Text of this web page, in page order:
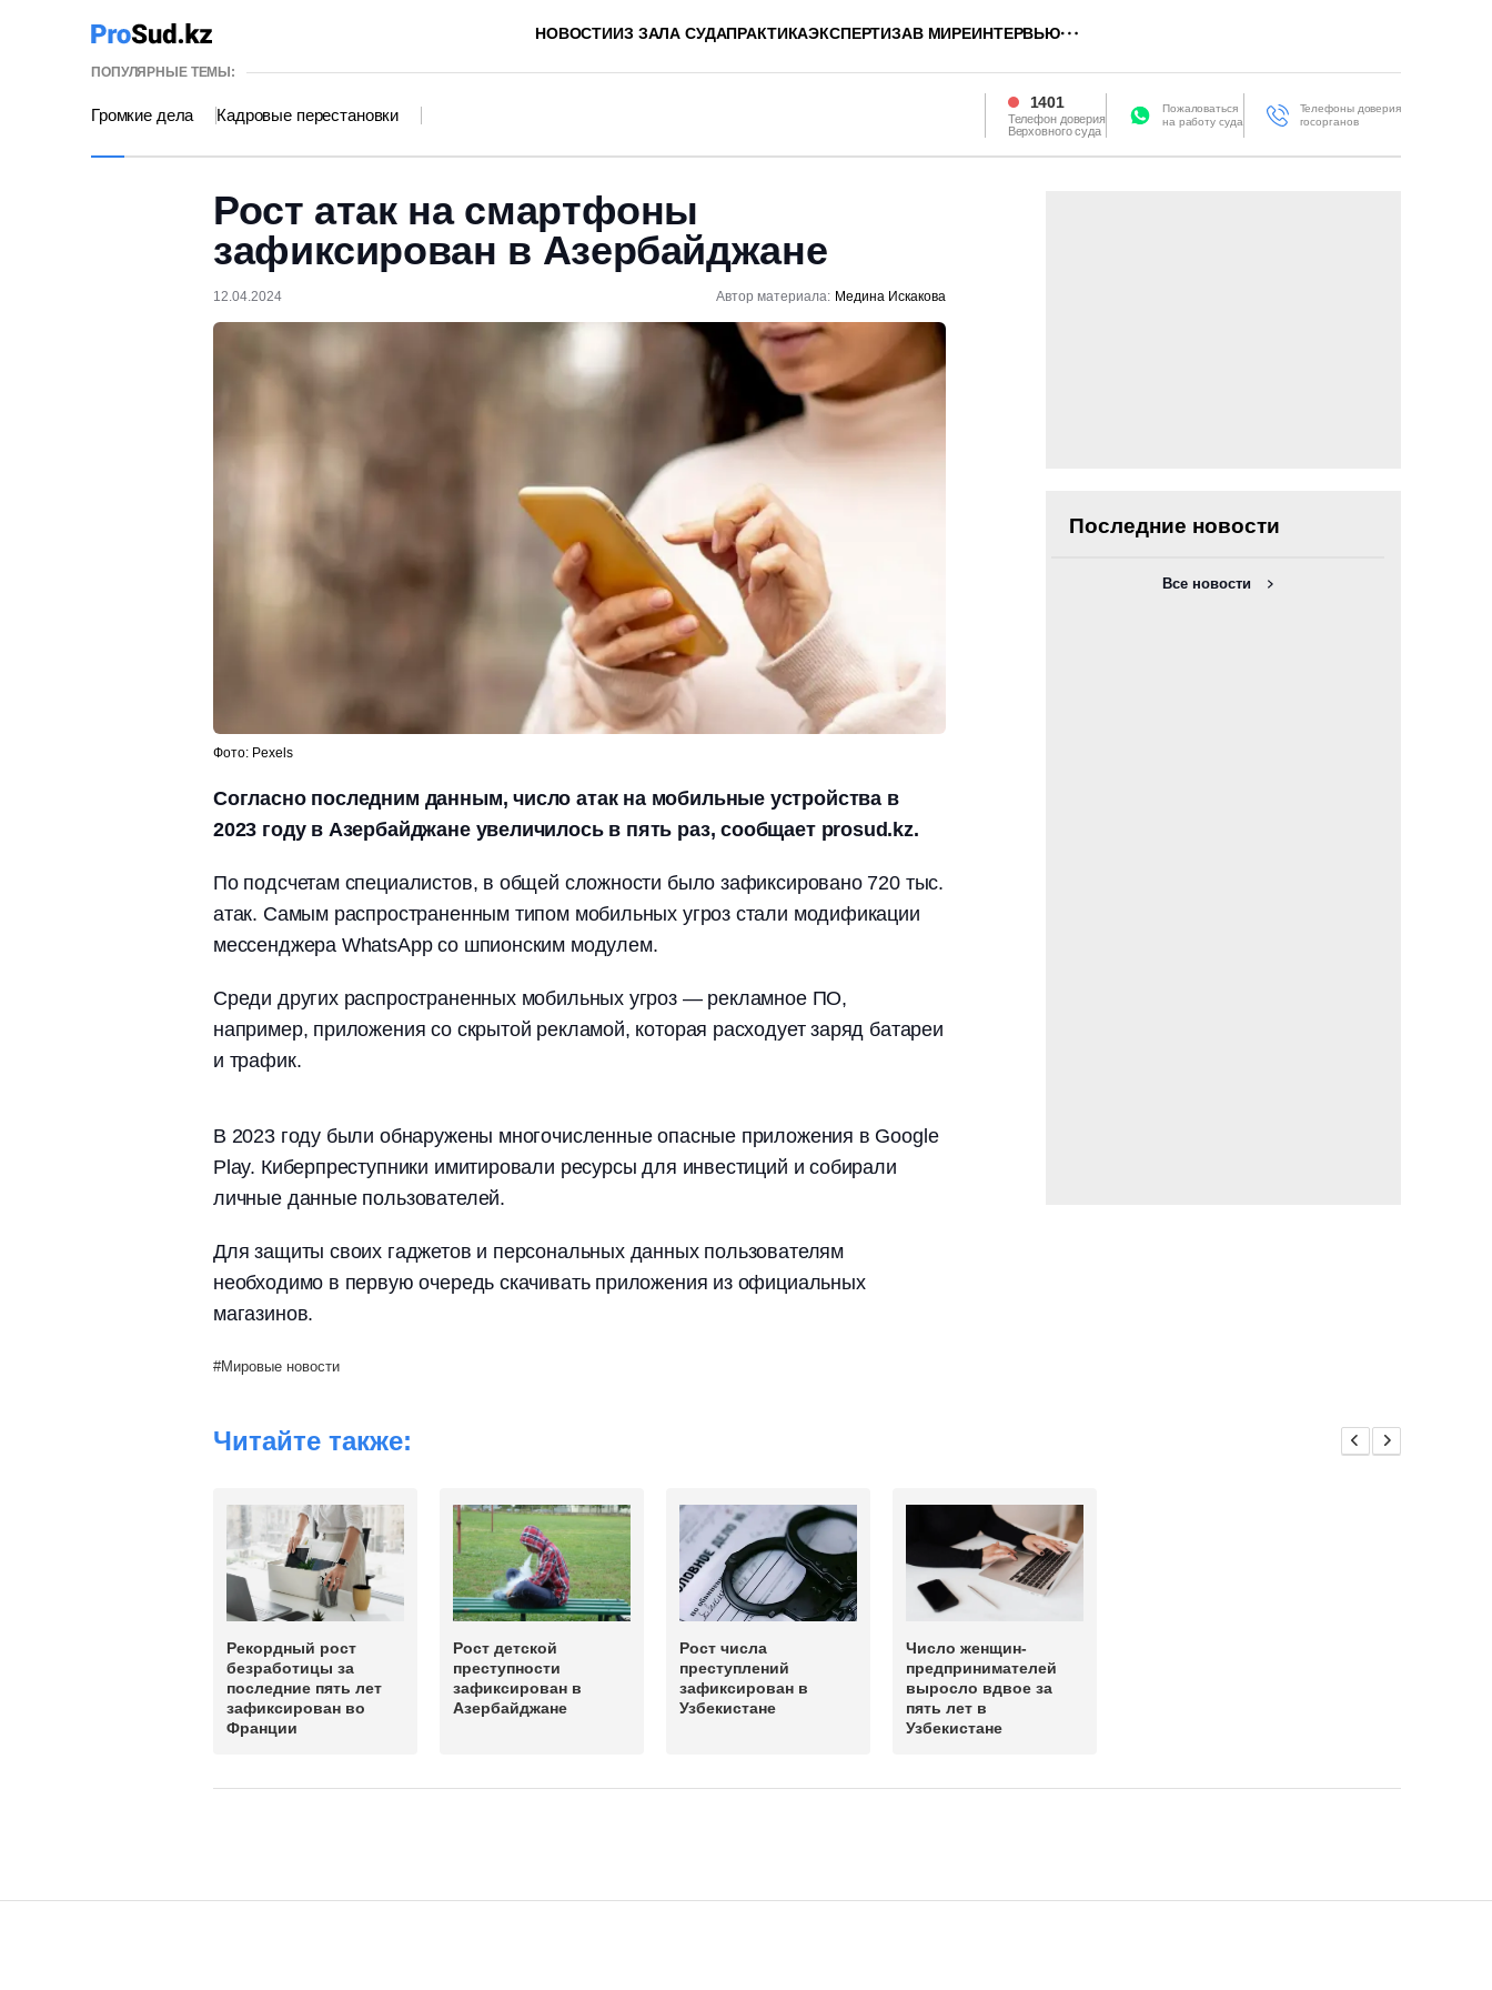
НОВОСТИИЗ ЗАЛА СУДАПРАКТИКАЭКСПЕРТИЗАВ МИРЕИНТЕРВЬЮ
ПОПУЛЯРНЫЕ ТЕМЫ:
Громкие дела Кадровые перестановки
1401
Телефон доверия
Верховного суда
Пожаловаться
на работу суда
Телефоны доверия
госорганов
Рост атак на смартфоны
зафиксирован в Азербайджане
12.04.2024 Автор материала: Медина Искакова
Фото: Pexels
Согласно последним данным, число атак на мобильные устройства в
2023 году в Азербайджане увеличилось в пять раз, сообщает prosud.kz.
По подсчетам специалистов, в общей сложности было зафиксировано 720 тыс.
атак. Самым распространенным типом мобильных угроз стали модификации
мессенджера WhatsApp со шпионским модулем.
Среди других распространенных мобильных угроз — рекламное ПО,
например, приложения со скрытой рекламой, которая расходует заряд батареи
и трафик.
В 2023 году были обнаружены многочисленные опасные приложения в Google
Play. Киберпреступники имитировали ресурсы для инвестиций и собирали
личные данные пользователей.
Для защиты своих гаджетов и персональных данных пользователям
необходимо в первую очередь скачивать приложения из официальных
магазинов.
Мировые новости
Последние новости
Все новости
Читайте также:
Рекордный рост
безработицы за
последние пять лет
зафиксирован во
Франции
Рост детской
преступности
зафиксирован в
Азербайджане
Рост числа
преступлений
зафиксирован в
Узбекистане
Число женщин-
предпринимателей
выросло вдвое за
пять лет в
Узбекистане